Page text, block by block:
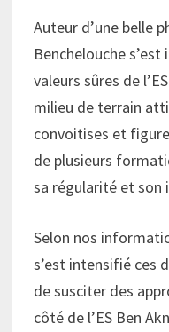
Auteur d’une belle
Benchelouche
valeurs sûres de
milieu de terrain
convoitises et
de plusieurs
sa régularité et son
Selon nos
s’est intensifié ces
de susciter des
côté de l’ES Ben